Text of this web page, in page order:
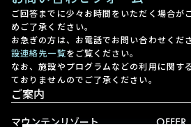
ご回答までに少々お時間をいただく場合が
めご了承ください。
お急ぎの方は、お電話でお問い合わせくだ
設連絡先一覧をご覧ください。
なお、施設やプログラムなどの利用に関す
ておりませんのでご了承ください。
ご案内
マウンテンリゾート OFFER